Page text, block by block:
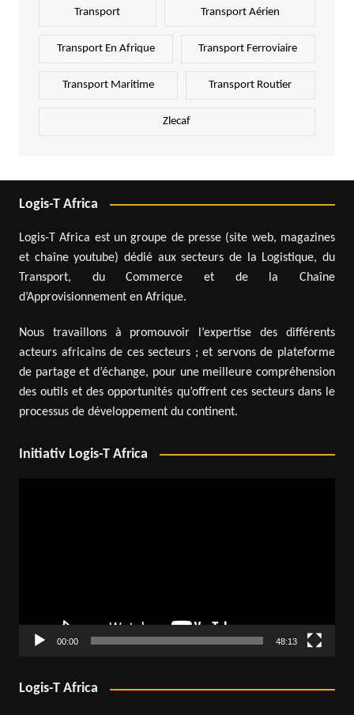
Transport Transport Aérien
Transport En Afrique Transport Ferroviaire
Transport Maritime Transport Routier
Zlecaf
Logis-T Africa
Logis-T Africa est un groupe de presse (site web, magazines
et chaîne youtube) dédié aux secteurs de la Logistique, du
Transport, du Commerce et de la Chaîne
d’Approvisionnement en Afrique.
Nous travaillons à promouvoir l’expertise des différents
acteurs africains de ces secteurs ; et servons de plateforme
de partage et d’échange, pour une meilleure compréhension
des outils et des opportunités qu’offrent ces secteurs dans le
processus de développement du continent.
Initiativ Logis-T Africa
00:00 48:13
Logis-T Africa